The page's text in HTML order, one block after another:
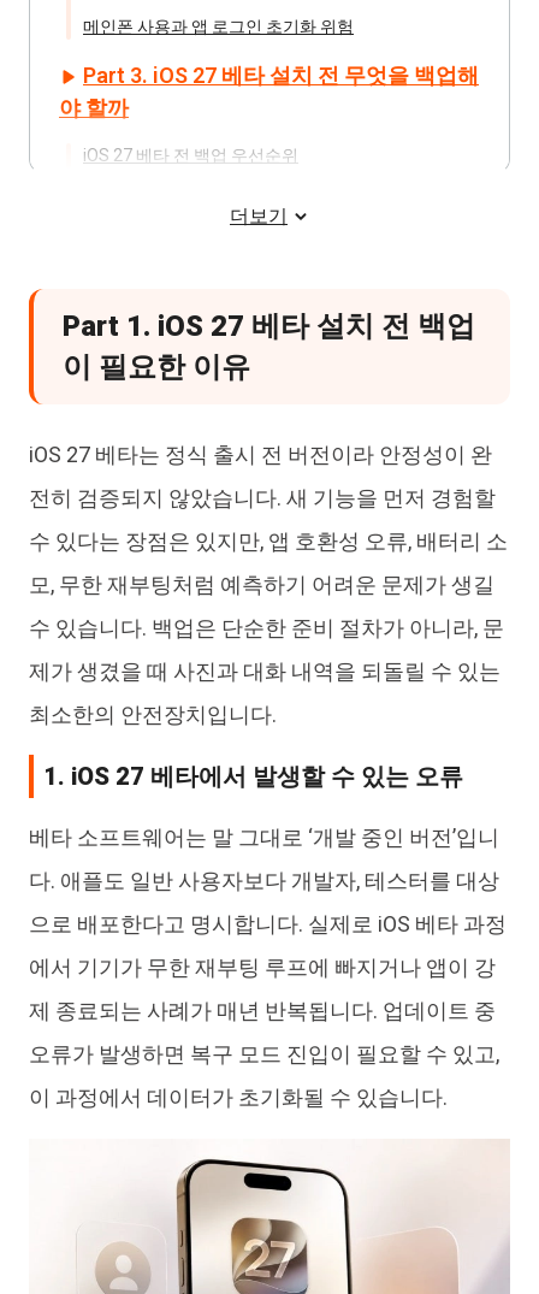
메인폰 사용과 앱 로그인 초기화 위험
Part 3. iOS 27 베타 설치 전 무엇을 백업해
야 할까
iOS 27 베타 전 백업 우선순위
Part 4. iCloud만으로 부족할 수 있는 이유
PC 백업과 선택 백업 도구 활용 방법
결론
더보기
Part 1. iOS 27 베타 설치 전 백업
이 필요한 이유
iOS 27 베타는 정식 출시 전 버전이라 안정성이 완
전히 검증되지 않았습니다. 새 기능을 먼저 경험할
수 있다는 장점은 있지만, 앱 호환성 오류, 배터리 소
모, 무한 재부팅처럼 예측하기 어려운 문제가 생길
수 있습니다. 백업은 단순한 준비 절차가 아니라, 문
제가 생겼을 때 사진과 대화 내역을 되돌릴 수 있는
최소한의 안전장치입니다.
1. iOS 27 베타에서 발생할 수 있는 오류
베타 소프트웨어는 말 그대로 ‘개발 중인 버전’입니
다. 애플도 일반 사용자보다 개발자, 테스터를 대상
으로 배포한다고 명시합니다. 실제로 iOS 베타 과정
에서 기기가 무한 재부팅 루프에 빠지거나 앱이 강
제 종료되는 사례가 매년 반복됩니다. 업데이트 중
오류가 발생하면 복구 모드 진입이 필요할 수 있고,
이 과정에서 데이터가 초기화될 수 있습니다.